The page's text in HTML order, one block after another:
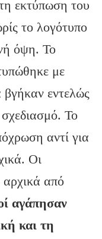
εκτύπωση του
το λογότυπο
όψη. Το
με
εντελώς
Το
αντί για
Οι
αρχικά από
αγάπησαν
και τη